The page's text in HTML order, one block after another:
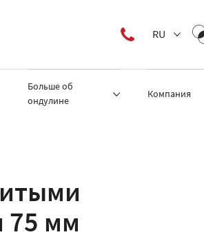
RU
Больше об
ондулине
Компания
75 мм